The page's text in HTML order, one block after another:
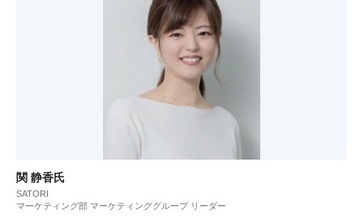
関 静香氏
SATORI
マーケティング部 マーケティンググループ リーダー